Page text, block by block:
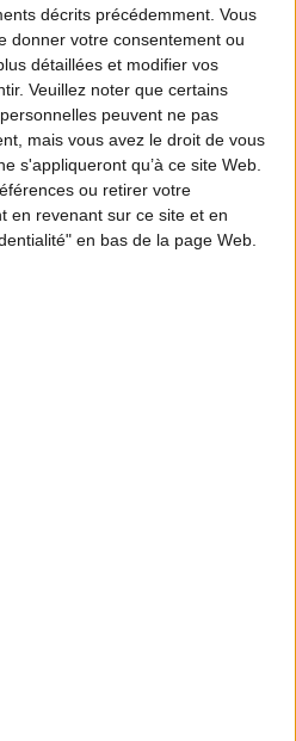
décrits précédemment. Vous
donner votre consentement ou
détaillées et modifier vos
Veuillez noter que certains
peuvent ne pas
mais vous avez le droit de vous
s'appliqueront qu’à ce site Web.
ou retirer votre
en revenant sur ce site et en
en bas de la page Web.
ce département
aux dates d'ouverture
pour la saison
Calais.